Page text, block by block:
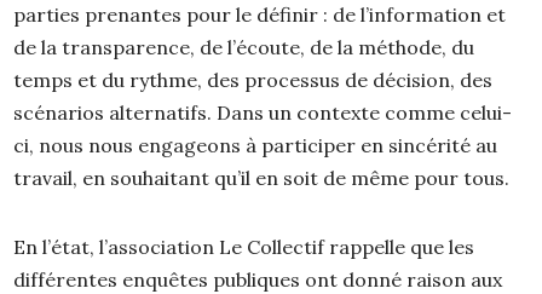
parties prenantes pour le définir : de l’information et
de la transparence, de l’écoute, de la méthode, du
temps et du rythme, des processus de décision, des
scénarios alternatifs. Dans un contexte comme celui-
ci, nous nous engageons à participer en sincérité au
travail, en souhaitant qu’il en soit de même pour tous.
En l’état, l’association Le Collectif rappelle que les
différentes enquêtes publiques ont donné raison aux